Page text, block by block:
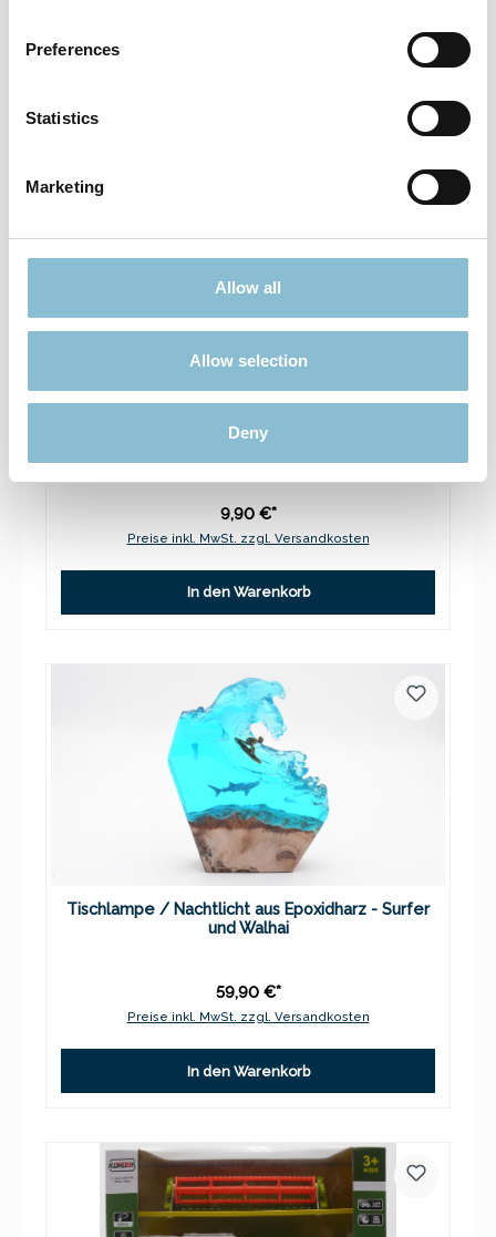
Preferences
Statistics
Marketing
Allow all
Allow selection
Deny
LED Glühbirne - Love
9,90 €*
Preise inkl. MwSt. zzgl. Versandkosten
In den Warenkorb
Tischlampe / Nachtlicht aus Epoxidharz - Surfer
und Walhai
59,90 €*
Preise inkl. MwSt. zzgl. Versandkosten
In den Warenkorb